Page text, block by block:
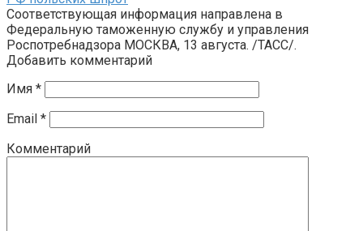
Соответствующая информация направлена в
Федеральную таможенную службу и управления
Роспотребнадзора МОСКВА, 13 августа. /ТАСС/.
Добавить комментарий
Имя *
Email *
Комментарий